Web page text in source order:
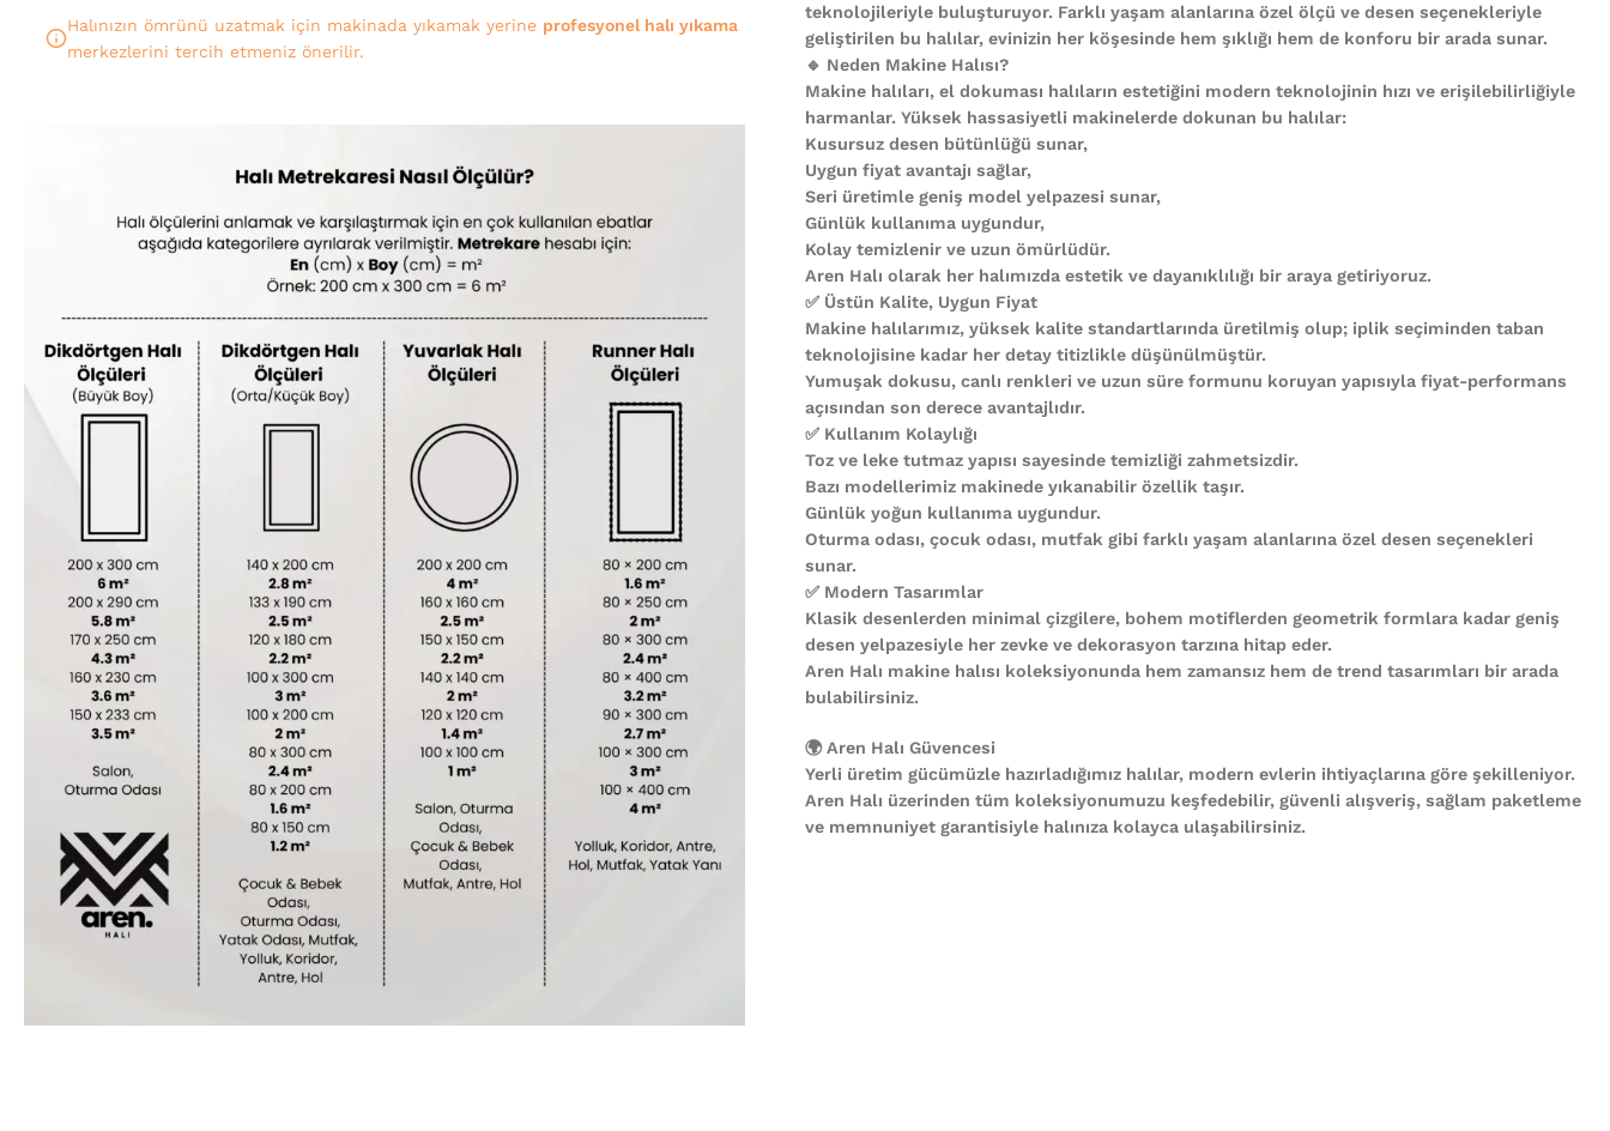
Halınızın ömrünü uzatmak için makinada yıkamak yerine profesyonel halı yıkama
merkezlerini tercih etmeniz önerilir.
teknolojileriyle buluşturuyor. Farklı yaşam alanlarına özel ölçü ve desen seçenekleriyle
geliştirilen bu halılar, evinizin her köşesinde hem şıklığı hem de konforu bir arada sunar.
🔹 Neden Makine Halısı?
Makine halıları, el dokuması halıların estetiğini modern teknolojinin hızı ve erişilebilirliğiyle
harmanlar. Yüksek hassasiyetli makinelerde dokunan bu halılar:
Kusursuz desen bütünlüğü sunar,
Uygun fiyat avantajı sağlar,
Seri üretimle geniş model yelpazesi sunar,
Günlük kullanıma uygundur,
Kolay temizlenir ve uzun ömürlüdür.
Aren Halı olarak her halımızda estetik ve dayanıklılığı bir araya getiriyoruz.
✅ Üstün Kalite, Uygun Fiyat
Makine halılarımız, yüksek kalite standartlarında üretilmiş olup; iplik seçiminden taban
teknolojisine kadar her detay titizlikle düşünülmüştür.
Yumuşak dokusu, canlı renkleri ve uzun süre formunu koruyan yapısıyla fiyat-performans
açısından son derece avantajlıdır.
✅ Kullanım Kolaylığı
Toz ve leke tutmaz yapısı sayesinde temizliği zahmetsizdir.
Bazı modellerimiz makinede yıkanabilir özellik taşır.
Günlük yoğun kullanıma uygundur.
Oturma odası, çocuk odası, mutfak gibi farklı yaşam alanlarına özel desen seçenekleri
sunar.
✅ Modern Tasarımlar
Klasik desenlerden minimal çizgilere, bohem motiflerden geometrik formlara kadar geniş
desen yelpazesiyle her zevke ve dekorasyon tarzına hitap eder.
Aren Halı makine halısı koleksiyonunda hem zamansız hem de trend tasarımları bir arada
bulabilirsiniz.
🌍 Aren Halı Güvencesi
Yerli üretim gücümüzle hazırladığımız halılar, modern evlerin ihtiyaçlarına göre şekilleniyor.
Aren Halı üzerinden tüm koleksiyonumuzu keşfedebilir, güvenli alışveriş, sağlam paketleme
ve memnuniyet garantisiyle halınıza kolayca ulaşabilirsiniz.